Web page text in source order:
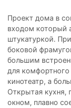
Проект дома в
входом который
штукатуркой.
боковой
большим
для
кинотеатр, а
Открытая кухня,
окном, плавно